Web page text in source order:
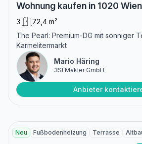
Wohnung kaufen in 1020 Wien
3
72,4 m²
The Pearl: Premium-DG mit sonniger
Karmelitermarkt
Mario Häring
3SI Makler GmbH
Anbieter
Neu Fußbodenheizung Terrasse